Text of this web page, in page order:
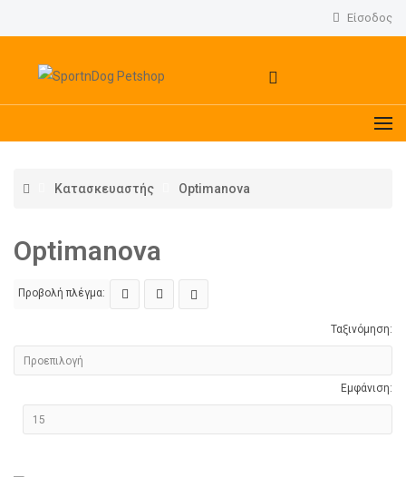
Είσοδος
Κατασκευαστής Optimanova
Optimanova
Προβολή πλέγμα:
Ταξινόμηση:
Εμφάνιση: